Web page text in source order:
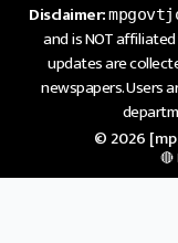
Disclaimer:
and is NOT
updates are
newspapers. Users
© 2026
🔴